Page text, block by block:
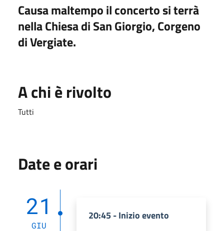
Causa maltempo il concerto si terrà
nella Chiesa di San Giorgio, Corgeno
di Vergiate.
A chi è rivolto
Tutti
Date e orari
21
GIU
20:45 - Inizio evento